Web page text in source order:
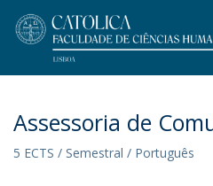
Assessoria de
5 ECTS / Semestral / Português